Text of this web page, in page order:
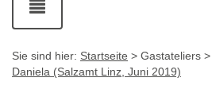
ein-
und
Sie sind hier: Startseite > Gastateliers >
Daniela (Salzamt Linz, Juni 2019)